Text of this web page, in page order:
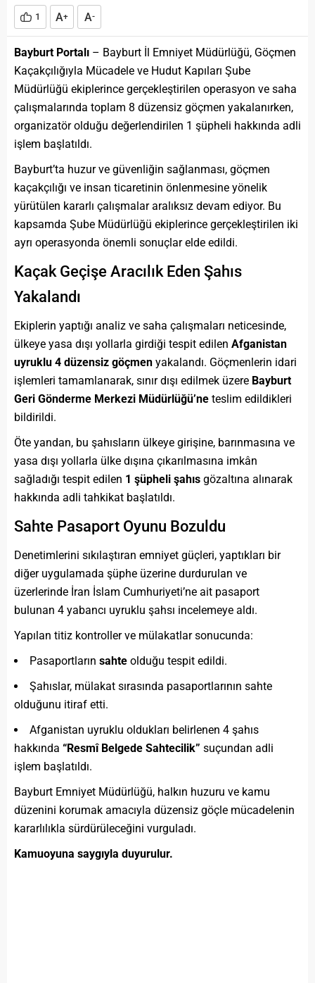
1 A+ A-
Bayburt Portalı – Bayburt İl Emniyet Müdürlüğü, Göçmen
Kaçakçılığıyla Mücadele ve Hudut Kapıları Şube
Müdürlüğü ekiplerince gerçekleştirilen operasyon ve saha
çalışmalarında toplam 8 düzensiz göçmen yakalanırken,
organizatör olduğu değerlendirilen 1 şüpheli hakkında adli
işlem başlatıldı.
Bayburt’ta huzur ve güvenliğin sağlanması, göçmen
kaçakçılığı ve insan ticaretinin önlenmesine yönelik
yürütülen kararlı çalışmalar aralıksız devam ediyor. Bu
kapsamda Şube Müdürlüğü ekiplerince gerçekleştirilen iki
ayrı operasyonda önemli sonuçlar elde edildi.
Kaçak Geçişe Aracılık Eden Şahıs
Yakalandı
Ekiplerin yaptığı analiz ve saha çalışmaları neticesinde,
ülkeye yasa dışı yollarla girdiği tespit edilen Afganistan
uyruklu 4 düzensiz göçmen yakalandı. Göçmenlerin idari
işlemleri tamamlanarak, sınır dışı edilmek üzere Bayburt
Geri Gönderme Merkezi Müdürlüğü’ne teslim edildikleri
bildirildi.
Öte yandan, bu şahısların ülkeye girişine, barınmasına ve
yasa dışı yollarla ülke dışına çıkarılmasına imkân
sağladığı tespit edilen 1 şüpheli şahıs gözaltına alınarak
hakkında adli tahkikat başlatıldı.
Sahte Pasaport Oyunu Bozuldu
Denetimlerini sıkılaştıran emniyet güçleri, yaptıkları bir
diğer uygulamada şüphe üzerine durdurulan ve
üzerlerinde İran İslam Cumhuriyeti’ne ait pasaport
bulunan 4 yabancı uyruklu şahsı incelemeye aldı.
Yapılan titiz kontroller ve mülakatlar sonucunda:
Pasaportların sahte olduğu tespit edildi.
Şahıslar, mülakat sırasında pasaportlarının sahte
olduğunu itiraf etti.
Afganistan uyruklu oldukları belirlenen 4 şahıs
hakkında “Resmî Belgede Sahtecilik” suçundan adli
işlem başlatıldı.
Bayburt Emniyet Müdürlüğü, halkın huzuru ve kamu
düzenini korumak amacıyla düzensiz göçle mücadelenin
kararlılıkla sürdürüleceğini vurguladı.
Kamuoyuna saygıyla duyurulur.